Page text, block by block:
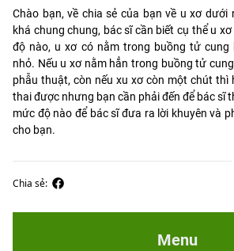
Chào bạn, về chia sẻ của bạn về u xơ dưới
khá chung chung, bác sĩ cần biết cụ thể u
độ nào, u xơ có nằm trong buồng tử
nhỏ. Nếu u xơ nằm hẳn trong buồng tử
phẫu thuật, còn nếu xu xơ còn một chút thì
thai được nhưng bạn cần phải đến để bác sĩ
mức độ nào để bác sĩ đưa ra lời khuyên và
cho bạn.
Chia sẻ:
Menu